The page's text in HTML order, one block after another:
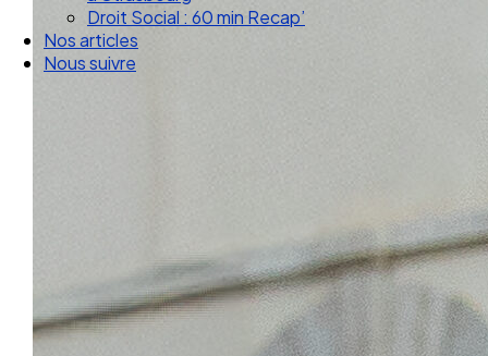
Droit Social : 60 min Recap’
Nos articles
Nous suivre